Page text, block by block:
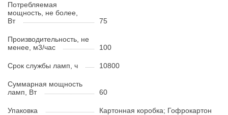
Потребляемая
мощность, не более,
Вт
75
Производительность, не
менее, м3/час
100
Срок службы ламп, ч 10800
Суммарная мощность
ламп, Вт
60
Упаковка Картонная коробка; Гофрокартон